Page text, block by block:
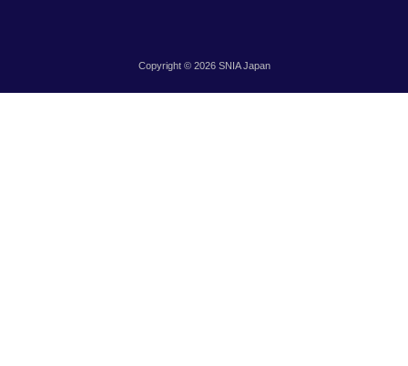
Copyright © 2026 SNIA Japan